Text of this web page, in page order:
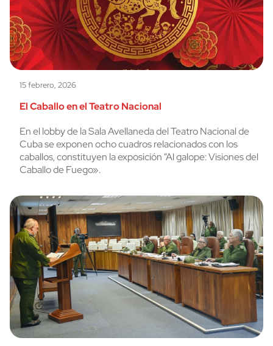
15 febrero, 2026
El Caballo en el Teatro Nacional
En el lobby de la Sala Avellaneda del Teatro Nacional de
Cuba se exponen ocho cuadros relacionados con los
caballos, constituyen la exposición “Al galope: Visiones del
Caballo de Fuego».